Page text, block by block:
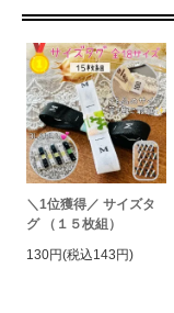
＼1位獲得／ サイズタ
グ （１５枚組）
130円(税込143円)